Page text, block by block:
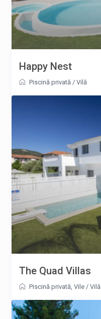
Happy Nest
Piscină privată /Vilă
The Quad Villas
Piscină privată,Vile /Vilă